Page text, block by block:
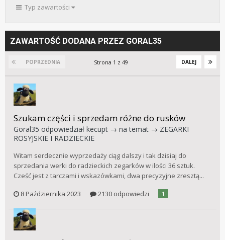
Typ zawartości
ZAWARTOŚĆ DODANA PRZEZ GORAL35
POPRZEDNIA DALEJ
Strona 1 z 49
Szukam części i sprzedam różne do rusków
Goral35 odpowiedział kecupt → na temat → ZEGARKI
ROSYJSKIE I RADZIECKIE
Witam serdecznie wyprzedaży ciąg dalszy i tak dzisiaj do
sprzedania werki do radzieckich zegarków w ilości 36 sztuk.
Cześć jest z tarczami i wskazówkami, dwa precyzyjne zresztą...
8 Października 2023
2130 odpowiedzi 1